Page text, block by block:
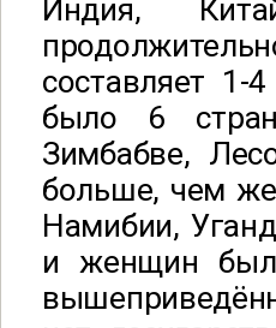
Индия,
составляет
было 6
Зимбабве,
больше, чем
Намибии,
и женщин